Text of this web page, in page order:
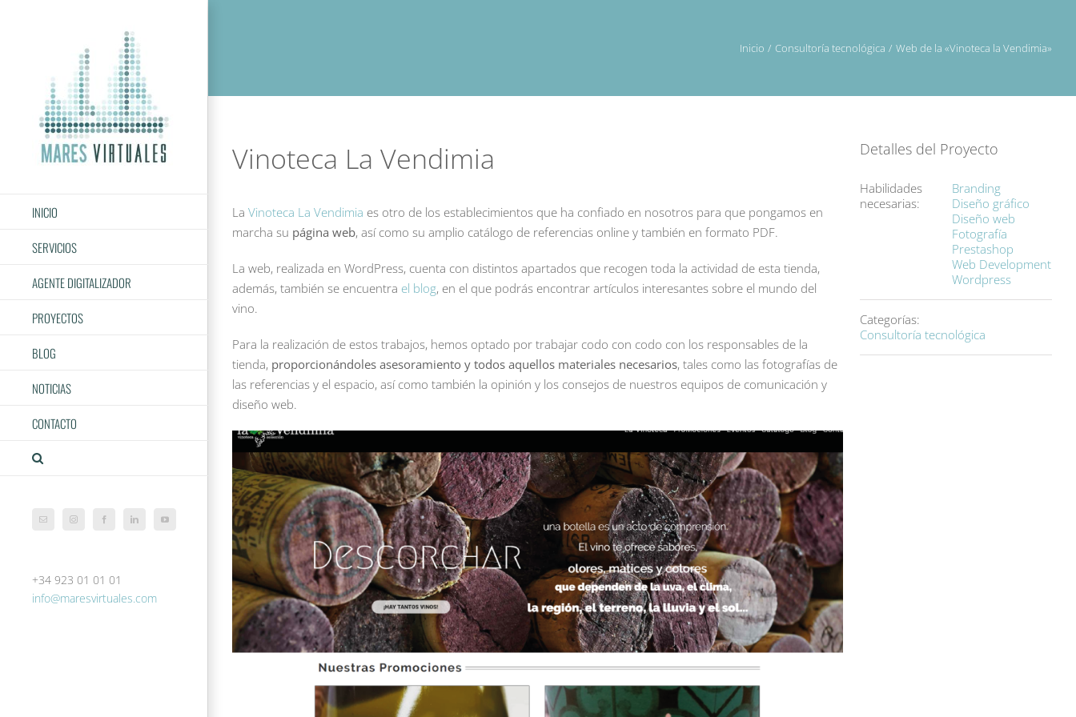
INICIO
SERVICIOS
AGENTE DIGITALIZADOR
PROYECTOS
BLOG
NOTICIAS
CONTACTO
Correo
InstagramFacebookLinkedIn YouTube
+34 923 01 01 01
info@maresvirtuales.com
Inicio Consultoría tecnológica Web de la «Vinoteca la Vendimia»
Vinoteca La Vendimia
La Vinoteca La Vendimia es otro de los establecimientos que ha confiado en nosotros para que pongamos en
marcha su página web, así como su amplio catálogo de referencias online y también en formato PDF.
La web, realizada en WordPress, cuenta con distintos apartados que recogen toda la actividad de esta tienda,
además, también se encuentra el blog, en el que podrás encontrar artículos interesantes sobre el mundo del
vino.
Para la realización de estos trabajos, hemos optado por trabajar codo con codo con los responsables de la
tienda, proporcionándoles asesoramiento y todos aquellos materiales necesarios, tales como las fotografías de
las referencias y el espacio, así como también la opinión y los consejos de nuestros equipos de comunicación y
diseño web.
Detalles del Proyecto
Habilidades
necesarias:
Branding
Diseño gráfico
Diseño web
Fotografía
Prestashop
Web Development
Wordpress
Categorías:
Consultoría tecnológica